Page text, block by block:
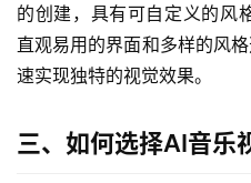
的创建，具有可自定义的风
直观易用的界面和多样的风
速实现独特的视觉效果。
三、如何选择AI音乐